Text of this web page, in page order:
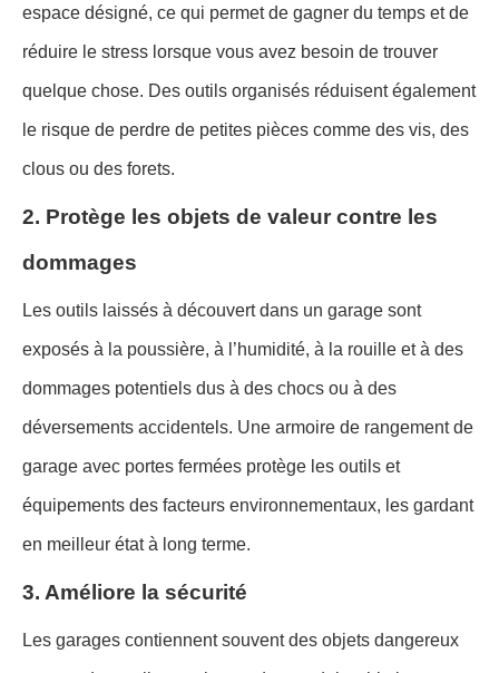
espace désigné, ce qui permet de gagner du temps et de
réduire le stress lorsque vous avez besoin de trouver
quelque chose. Des outils organisés réduisent également
le risque de perdre de petites pièces comme des vis, des
clous ou des forets.
2. Protège les objets de valeur contre les
dommages
Les outils laissés à découvert dans un garage sont
exposés à la poussière, à l’humidité, à la rouille et à des
dommages potentiels dus à des chocs ou à des
déversements accidentels. Une armoire de rangement de
garage avec portes fermées protège les outils et
équipements des facteurs environnementaux, les gardant
en meilleur état à long terme.
3. Améliore la sécurité
Les garages contiennent souvent des objets dangereux